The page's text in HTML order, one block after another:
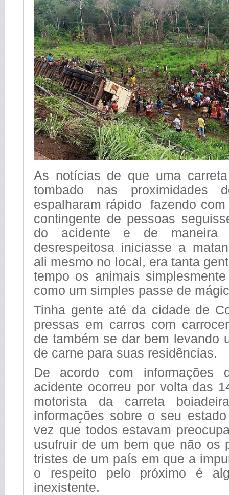
As notícias de que uma
tombado nas
espalharam rápido fazendo
contingente de pessoas
do acidente e de maneira
desrespeitosa iniciasse a
ali mesmo no local, era tanta
tempo os animais
como um simples passe de
Tinha gente até da cidade de
pressas em carros com
de também se dar bem levando
de carne para suas residências.
De acordo com informações
acidente ocorreu por volta das
motorista da carreta
informações sobre o seu
vez que todos estavam
usufruir de um bem que não os
tristes de um país em que a
o respeito pelo próximo é
inexistente.